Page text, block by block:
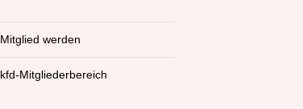
Mitglied werden
kfd-Mitgliederbereich